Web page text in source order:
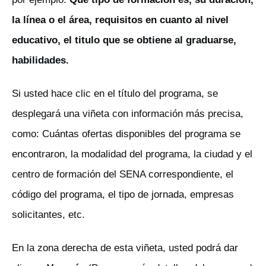
la línea o el área, requisitos en cuanto al nivel
educativo, el titulo que se obtiene al graduarse,
habilidades.
Si usted hace clic en el título del programa, se
desplegará una viñeta con información más precisa,
como: Cuántas ofertas disponibles del programa se
encontraron, la modalidad del programa, la ciudad y el
centro de formación del SENA correspondiente, el
código del programa, el tipo de jornada, empresas
solicitantes, etc.
En la zona derecha de esta viñeta, usted podrá dar